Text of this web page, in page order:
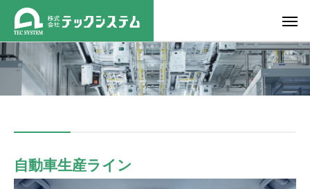
自動車生産ライン